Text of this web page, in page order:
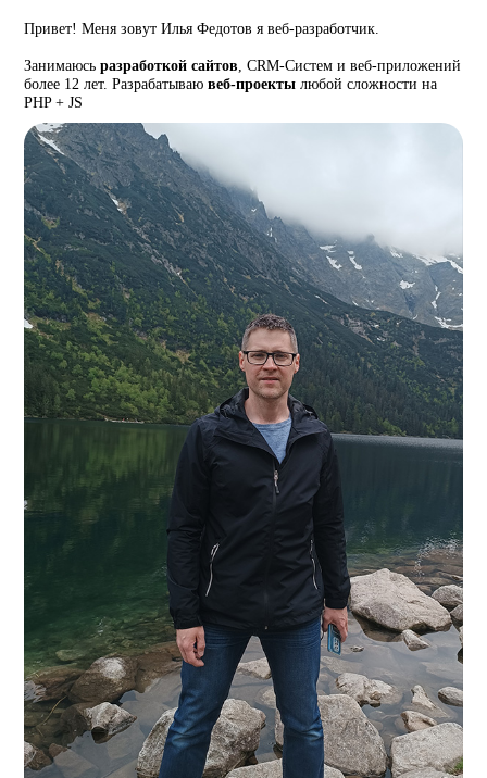
Привет! Меня зовут Илья Федотов я веб-разработчик.
Занимаюсьразработкой сайтов, CRM-Систем и веб-приложений
более 12 лет. Разрабатываювеб-проекты любой сложности на
PHP + JS